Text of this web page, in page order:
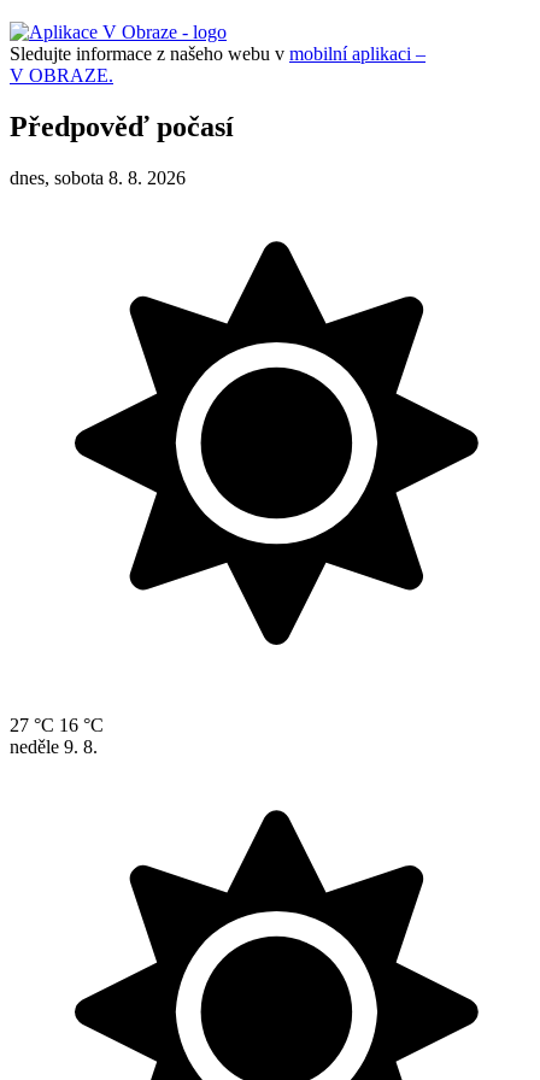
Sledujte informace z našeho webu v mobilní aplikaci –
V OBRAZE.
Předpověď počasí
dnes, sobota 8. 8. 2026
27 °C 16 °C
neděle 9. 8.